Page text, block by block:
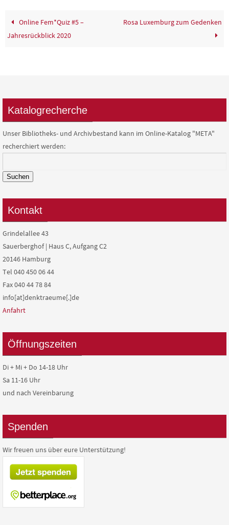
Online Fem*Quiz #5 –
Jahresrückblick 2020
Rosa Luxemburg zum Gedenken
Katalogrecherche
Unser Bibliotheks- und Archivbestand kann im Online-Katalog "META"
recherchiert werden:
Suchen
Kontakt
Grindelallee 43
Sauerberghof | Haus C, Aufgang C2
20146 Hamburg
Tel 040 450 06 44
Fax 040 44 78 84
info[at]denktraeume[.]de
Anfahrt
Öffnungszeiten
Di + Mi + Do 14-18 Uhr
Sa 11-16 Uhr
und nach Vereinbarung
Spenden
Wir freuen uns über eure Unterstützung!